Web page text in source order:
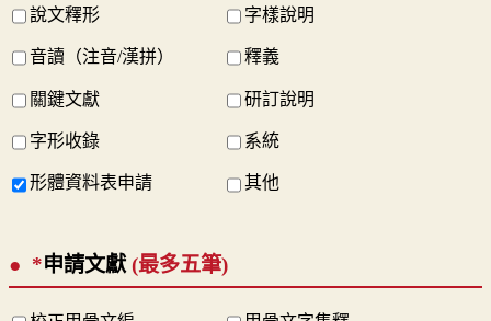
說文釋形 字樣說明
音讀（注音/漢拼） 釋義
關鍵文獻 研訂說明
字形收錄 系統
形體資料表申請 其他
*申請文獻 (最多五筆)